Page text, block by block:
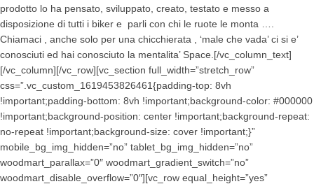
prodotto lo ha pensato, sviluppato, creato, testato e messo a
disposizione di tutti i biker e parli con chi le ruote le monta ….
Chiamaci , anche solo per una chicchierata , ‘male che vada’ ci si e’
conosciuti ed hai conosciuto la mentalita’ Space.[/vc_column_text]
[/vc_column][/vc_row][vc_section full_width=”stretch_row”
css=”.vc_custom_1619453826461{padding-top: 8vh
!important;padding-bottom: 8vh !important;background-color: #000000
!important;background-position: center !important;background-repeat:
no-repeat !important;background-size: cover !important;}”
mobile_bg_img_hidden=”no” tablet_bg_img_hidden=”no”
woodmart_parallax=”0″ woodmart_gradient_switch=”no”
woodmart_disable_overflow=”0″][vc_row equal_height=”yes”